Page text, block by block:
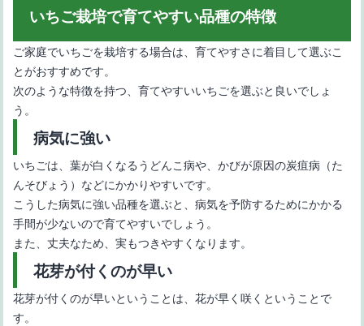
【静岡県で栽培されているみかんの品種】オリジナル品種・新品
種
【長崎県のいちごの品種5選】特徴や名前の由来
いちご栽培で育てやすい品種の特徴
ご家庭でいちごを栽培する場合は、育てやすさに着目して選ぶこ
とがおすすめです。
次のような特徴を持つ、育てやすいいちごを選ぶと良いでしょ
う。
病気に強い
いちごは、葉が白くなるうどんこ病や、かびが原因の炭疽病（た
んそびょう）などにかかりやすいです。
こうした病気に強い品種を選ぶと、病気を予防するためにかかる
手間が少ないので育てやすいでしょう。
また、丈夫なため、実もつきやすくなります。
花芽が付くのが早い
花芽が付くのが早いということは、花が早く咲くということで
す。